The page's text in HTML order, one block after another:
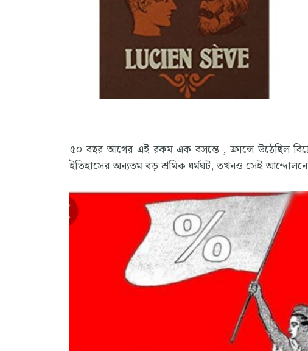
৫০ বছর আগের এই রকম এক বসন্তে , ফ্রান্সে উঠেছিল
ইতিহাসের অন্যতম বড় শ্রমিক ধর্মঘট, তখনও সেই